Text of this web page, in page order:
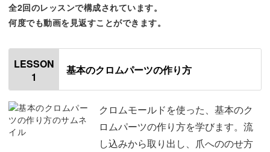
いきます。
既製品ではなかなか見つからない、大きめパーツや個性的
なデザイン。
全2回のレッスンで構成されています。
何度でも動画を見返すことができます。
LESSON
1
基本のクロムパーツの作り方
クロムモールドを使った、基本のク
ロムパーツの作り方を学びます。流
し込みから取り出し、爪へののせ方